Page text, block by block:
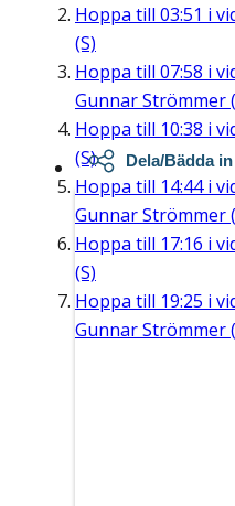
Hoppa till 03:51 i
(S)
Hoppa till 07:58 i
Gunnar Strömmer
Hoppa till 10:38 i
(S)
Hoppa till 14:44i
Gunnar Strömmer
Hoppa till 17:16 i
(S)
Hoppa till 19:25 i
Gunnar Strömmer
Dela/Bädda in